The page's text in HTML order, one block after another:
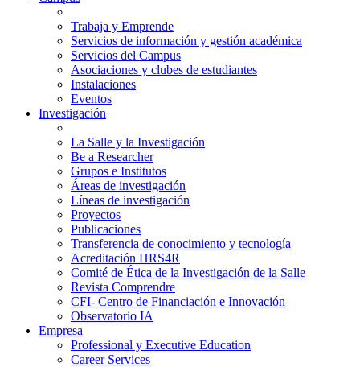
Trabaja y Emprende
Servicios de información y gestión académica
Servicios del Campus
Asociaciones y clubes de estudiantes
Instalaciones
Eventos
Investigación
La Salle y la Investigación
Be a Researcher
Grupos e Institutos
Áreas de investigación
Líneas de investigación
Proyectos
Publicaciones
Transferencia de conocimiento y tecnología
Acreditación HRS4R
Comité de Ética de la Investigación de la Salle
Revista Comprendre
CFI- Centro de Financiación e Innovación
Observatorio IA
Empresa
Professional y Executive Education
Career Services